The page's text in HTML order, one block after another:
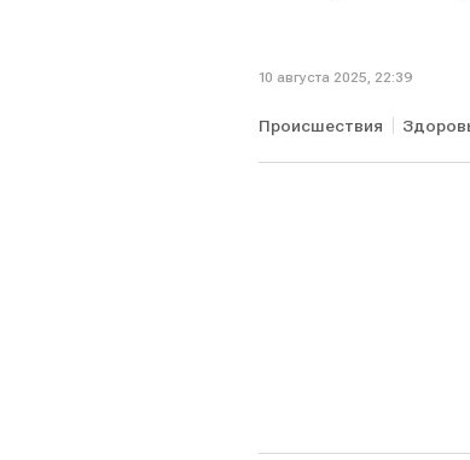
10 августа 2025, 22:39
Происшествия